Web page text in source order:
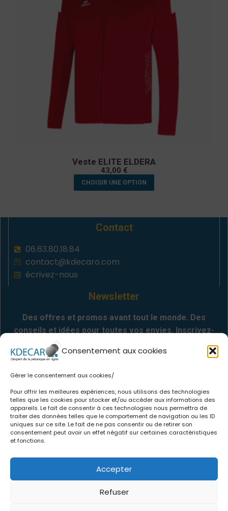
Consentement aux cookies
Gérer le consentement aux cookies/
Pour offrir les meilleures expériences, nous utilisons des technologies
telles que les cookies pour stocker et/ou accéder aux informations des
appareils. Le fait de consentir à ces technologies nous permettra de
traiter des données telles que le comportement de navigation ou les ID
uniques sur ce site. Le fait de ne pas consentir ou de retirer son
consentement peut avoir un effet négatif sur certaines caractéristiques
et fonctions.
Accepter
Refuser
Veste ELITE ELDERA
43,00 €
CHOISIR UNE OPTION
Contact
06.63.80.18.84
contact@kdecaro.com
écrivez-nous
Newsletter
Des offres et promos avant tout le monde. Des
conseils et idées pour toutes vos envies. Inscrivez-
Informations
.Qui sommes-nous
.Politique de confidentialité